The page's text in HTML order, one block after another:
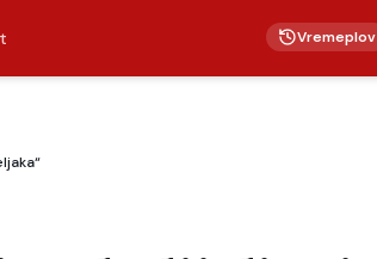
Vremeplov